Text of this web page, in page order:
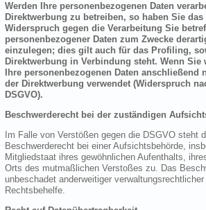
Werden Ihre personenbezogenen Daten
Direktwerbung zu betreiben, so haben Sie
Widerspruch gegen die Verarbeitung Sie
personenbezogener Daten zum Zwecke
einzulegen; dies gilt auch für das Profiling,
Direktwerbung in Verbindung steht. Wenn Sie
Ihre personenbezogenen Daten anschließend
der Direktwerbung verwendet (Widerspruch
DSGVO).
Beschwerderecht bei der zuständigen
Im Falle von Verstößen gegen die DSGVO steht
Beschwerderecht bei einer Aufsichtsbehörde,
Mitgliedstaat ihres gewöhnlichen Aufenthalts,
Orts des mutmaßlichen Verstoßes zu. Das
unbeschadet anderweitiger
Rechtsbehelfe.